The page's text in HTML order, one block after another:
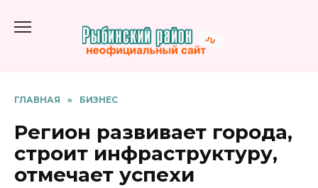
содержанию
ГЛАВНАЯ » БИЗНЕС
Регион развивает города,
строит инфраструктуру,
отмечает успехи